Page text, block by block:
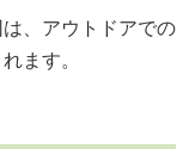
、アウトドアでの
ます。